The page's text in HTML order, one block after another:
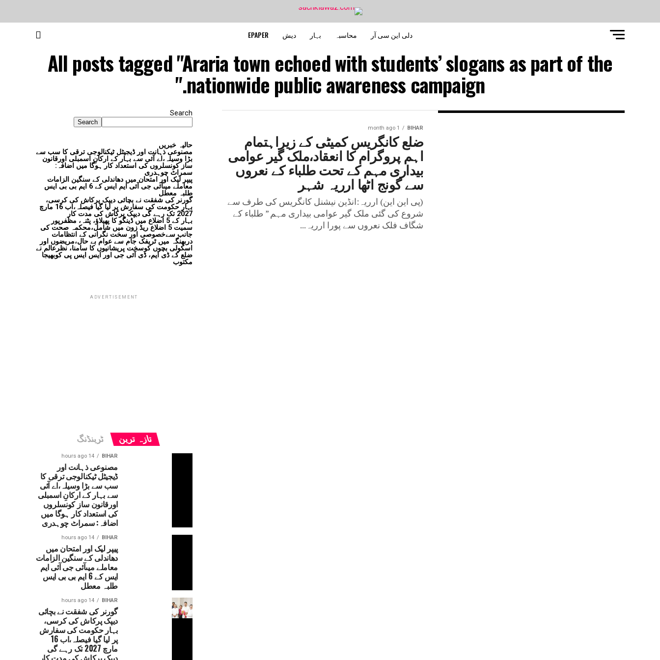
دلی این سی آر محاسبہ بہار دیش EPAPER
All posts tagged "Araria town echoed with students’ slogans as part of the
nationwide public awareness campaign."
BIHAR
1 month ago
ضلع کانگریس کمیٹی کے زیراہتمام
اہم پروگرام کا انعقاد،ملک گیر عوامی
بیداری مہم کے تحت طلباء کے نعروں
سے گونج اٹھا ارریہ شہر
(پی این این) ارریہ:انڈین نیشنل کانگریس کی طرف سے
شروع کی گئی ملک گیر عوامی بیداری مہم ” طلباء کے
شگاف فلک نعروں سے پورا ارریہ...
Search
Search
حالیہ خبریں
مصنوعی ذہانت اور ڈیجیٹل ٹیکنالوجی ترقی کا سب سے
بڑا وسیلہ،اے آئی سے بہار کے ارکانِ اسمبلی اورقانون
ساز کونسلروں کی استعداد کار ہوگا میں اضافہ:
سمراٹ چوہدری
پیپر لیک اور امتحان میں دھاندلی کے سنگین الزامات
معاملے میںآئی جی آئی ایم ایس کے 6 ایم بی بی ایس
طلبہ معطل
گورنر کی شفقت نے بچائی دیپک پرکاش کی کرسی،
بہار حکومت کی سفارش پر لیا گیا فیصلہ،اب 16 مارچ
2027 تک رہے گی دیپک پرکاش کی مدت کار
بہار کے 5 اضلاع میں ڈینگو کا پھیلاؤ، پٹنہ، مظفرپور
سمیت 5 اضلاع ریڈ زون میں شامل،محکمہ صحت کی
جانب سےخصوصی اور سخت نگرانی کے انتظامات
دربھنگہ میں ٹریفک جام سے عوام بے حال،مریضوں اور
اسکولی بچوں کوسخت پریشانیوں کا سامنا، نظرعالم نے
ضلع کے ڈی ایم، ڈی آئی جی اور ایس ایس پی کوبھیجا
مکتوب
ADVERTISEMENT
تازہ ترین ٹرینڈنگ
BIHAR
14 hours ago
مصنوعی ذہانت اور
ڈیجیٹل ٹیکنالوجی ترقی کا
سب سے بڑا وسیلہ،اے آئی
سے بہار کے ارکانِ اسمبلی
اورقانون ساز کونسلروں
کی استعداد کار ہوگا میں
اضافہ: سمراٹ چوہدری
BIHAR
14 hours ago
پیپر لیک اور امتحان میں
دھاندلی کے سنگین الزامات
معاملے میںآئی جی آئی ایم
ایس کے 6 ایم بی بی ایس
طلبہ معطل
BIHAR
14 hours ago
گورنر کی شفقت نے بچائی
دیپک پرکاش کی کرسی،
بہار حکومت کی سفارش
پر لیا گیا فیصلہ،اب 16
مارچ 2027 تک رہے گی
دیپک پرکاش کی مدت کار